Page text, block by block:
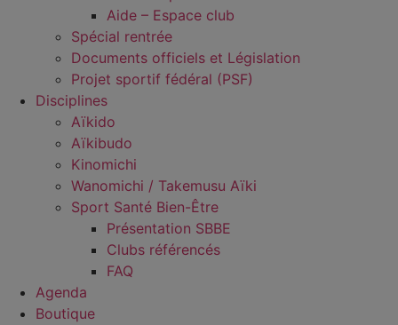
Aide – Espace club
Spécial rentrée
Documents officiels et Législation
Projet sportif fédéral (PSF)
Disciplines
Aïkido
Aïkibudo
Kinomichi
Wanomichi / Takemusu Aïki
Sport Santé Bien-Être
Présentation SBBE
Clubs référencés
FAQ
Agenda
Boutique